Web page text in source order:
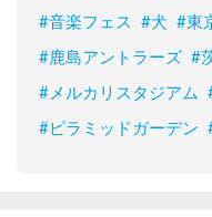
#音楽フェス #犬 #東
#鹿島アントラーズ #
#メルカリスタジアム
#ピラミッドガーデン